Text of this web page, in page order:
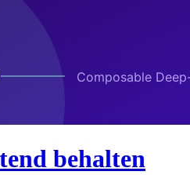
behalten